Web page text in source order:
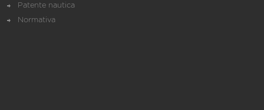
Patente nautica
Normativa